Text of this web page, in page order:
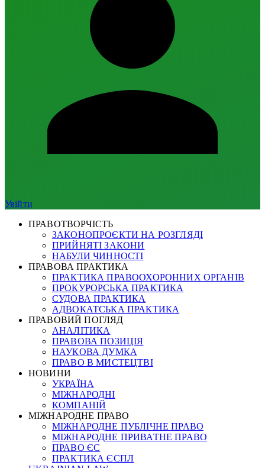
Увійти
ПРАВОТВОРЧІСТЬ
ЗАКОНОПРОЄКТИ НА РОЗГЛЯДІ
ПРИЙНЯТІ ЗАКОНИ
НАБУЛИ ЧИННОСТІ
ПРАВОВА ПРАКТИКА
ПРАКТИКА ПРАВООХОРОННИХ ОРГАНІВ
ПРОКУРОРСЬКА ПРАКТИКА
СУДОВА ПРАКТИКА
АДВОКАТСЬКА ПРАКТИКА
ПРАВОВИЙ ПОГЛЯД
АНАЛІТИКА
ПРАВОВА ПОЗИЦІЯ
НАУКОВА ДУМКА
ПРАВО В МИСТЕЦТВІ
НОВИНИ
УКРАЇНА
МІЖНАРОДНІ
КОМПАНІЙ
МІЖНАРОДНЕ ПРАВО
МІЖНАРОДНЕ ПУБЛІЧНЕ ПРАВО
МІЖНАРОДНЕ ПРИВАТНЕ ПРАВО
ПРАВО ЄС
ПРАКТИКА ЄСПЛ